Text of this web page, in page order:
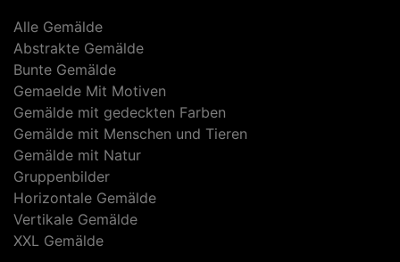
Alle Gemälde
Abstrakte Gemälde
Bunte Gemälde
Gemaelde Mit Motiven
Gemälde mit gedeckten Farben
Gemälde mit Menschen und Tieren
Gemälde mit Natur
Gruppenbilder
Horizontale Gemälde
Vertikale Gemälde
XXL Gemälde